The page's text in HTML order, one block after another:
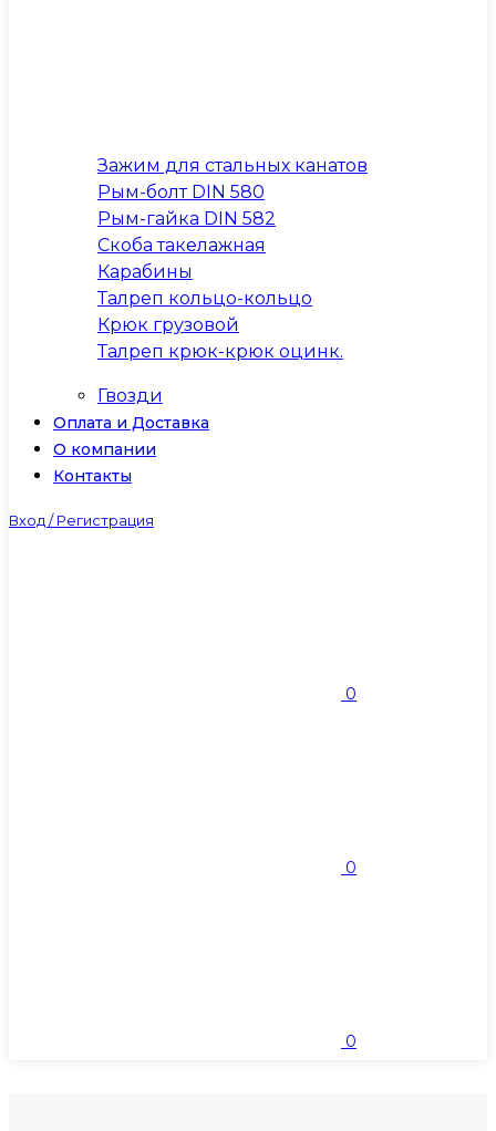
Зажим для стальных канатов
Рым-болт DIN 580
Рым-гайка DIN 582
Скоба такелажная
Карабины
Талреп кольцо-кольцо
Крюк грузовой
Талреп крюк-крюк оцинк.
Гвозди
Оплата и Доставка
О компании
Контакты
Вход / Регистрация
0
0
0